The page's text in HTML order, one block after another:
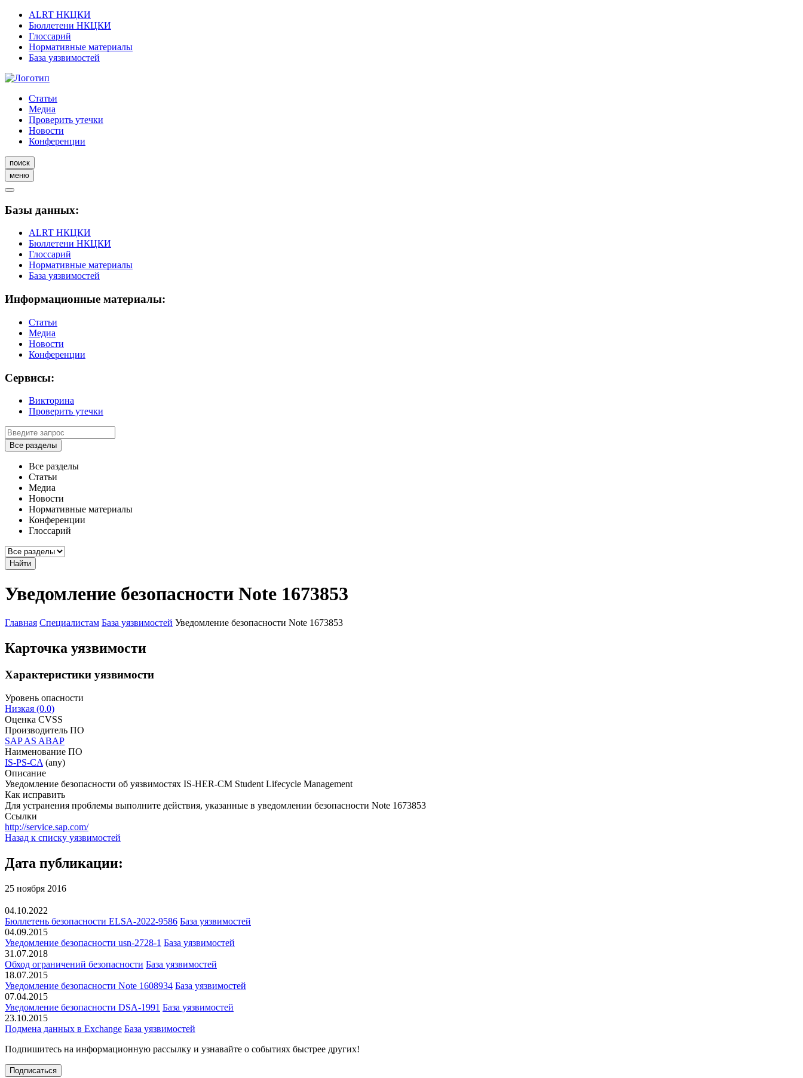
ALRT НКЦКИ
Бюллетени НКЦКИ
Глоссарий
Нормативные материалы
База уязвимостей
Статьи
Медиа
Проверить утечки
Новости
Конференции
поиск
меню
Базы данных:
ALRT НКЦКИ
Бюллетени НКЦКИ
Глоссарий
Нормативные материалы
База уязвимостей
Информационные материалы:
Статьи
Медиа
Новости
Конференции
Сервисы:
Викторина
Проверить утечки
Все разделы
Все разделы
Статьи
Медиа
Новости
Нормативные материалы
Конференции
Глоссарий
Найти
Уведомление безопасности Note 1673853
Главная Специалистам База уязвимостей Уведомление безопасности Note 1673853
Карточка уязвимости
Характеристики уязвимости
Уровень опасности
Низкая (0.0)
Оценка CVSS
Производитель ПО
SAP AS ABAP
Наименование ПО
IS-PS-CA (any)
Описание
Уведомление безопасности об уязвимостях IS-HER-CM Student Lifecycle Management
Как исправить
Для устранения проблемы выполните действия, указанные в уведомлении безопасности Note 1673853
Ссылки
http://service.sap.com/
Назад к списку уязвимостей
Дата публикации:
25 ноября 2016
04.10.2022
Бюллетень безопасности ELSA-2022-9586 База уязвимостей
04.09.2015
Уведомление безопасности usn-2728-1 База уязвимостей
31.07.2018
Обход ограничений безопасности База уязвимостей
18.07.2015
Уведомление безопасности Note 1608934 База уязвимостей
07.04.2015
Уведомление безопасности DSA-1991 База уязвимостей
23.10.2015
Подмена данных в Exchange База уязвимостей
Подпишитесь на информационную рассылку и узнавайте о событиях быстрее других!
Подписаться